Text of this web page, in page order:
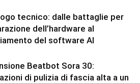
tecnico: dalle battaglie per
dell’hardware al
del software AI
Beatbot Sora 30:
di pulizia di fascia alta a un